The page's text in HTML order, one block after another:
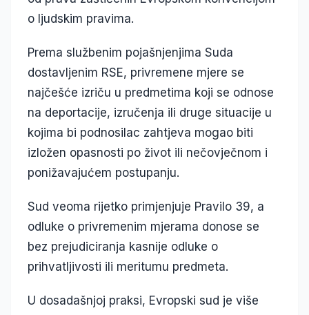
o ljudskim pravima.
Prema službenim pojašnjenjima Suda
dostavljenim RSE, privremene mjere se
najčešće izriču u predmetima koji se odnose
na deportacije, izručenja ili druge situacije u
kojima bi podnosilac zahtjeva mogao biti
izložen opasnosti po život ili nečovječnom i
ponižavajućem postupanju.
Sud veoma rijetko primjenjuje Pravilo 39, a
odluke o privremenim mjerama donose se
bez prejudiciranja kasnije odluke o
prihvatljivosti ili meritumu predmeta.
U dosadašnjoj praksi, Evropski sud je više